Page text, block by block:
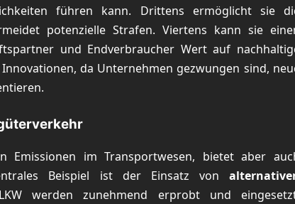
führen kann. Drittens ermöglicht sie
potenzielle Strafen. Viertens kann sie
und Endverbraucher Wert auf
da Unternehmen gezwungen sind,
Emissionen im Transportwesen, bietet aber
Beispiel ist der Einsatz von
werden zunehmend erprobt und